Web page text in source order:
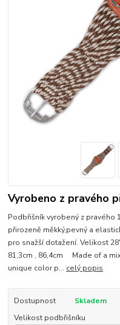
Vyrobeno z pravého
Podbřišník vyrobený z pravého
přirozeně měkký,pevný a
pro snažší dotažení. Velikost
81,3cm , 86,4cm Made of a
unique color p... celý popis
Dostupnost
Skladem
Velikost podbřišníku